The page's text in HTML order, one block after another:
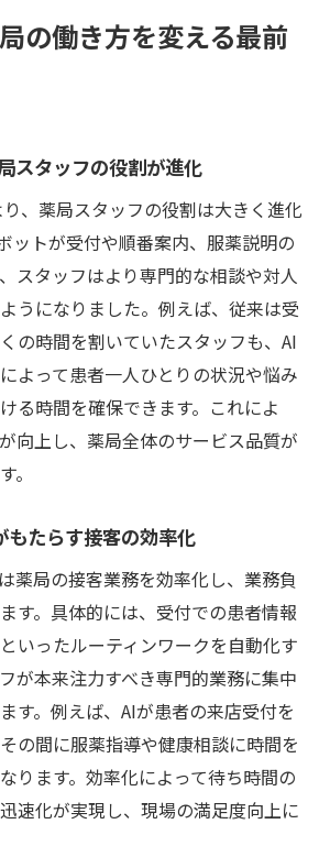
入で進化する接客業務の新常識
を支えるAIロボットの実力とは
よる接客業務の新たな標準化
が注力できる専門的相談の重要性
協働が新たな薬局サービスを創出
広がる医療DXの可能性
入が地域医療の質を底上げ
トで利便性が向上する薬局体験
もたらす多様な働き方の拡大
進む医療DXと業務効率化
進が福祉と地域連携を強化
めるAIロボットの実践例とは
AIロボットが受付サポートを実現
の補助に活躍する最新AI技術
便性向上に貢献する医療DX事例
支援に役立つAIロボット活用法
添う医療DXと現場改善の工夫
代の患者支援サービス最前線
の働き方を変える最前
スタッフの役割が進化
、薬局スタッフの役割は大きく進化
ットが受付や順番案内、服薬説明の
スタッフはより専門的な相談や対人
うになりました。例えば、従来は受
の時間を割いていたスタッフも、AI
よって患者一人ひとりの状況や悩み
る時間を確保できます。これによ
向上し、薬局全体のサービス品質が
。
もたらす接客の効率化
薬局の接客業務を効率化し、業務負
す。具体的には、受付での患者情報
いったルーティンワークを自動化す
が本来注力すべき専門的業務に集中
す。例えば、AIが患者の来店受付を
の間に服薬指導や健康相談に時間を
ります。効率化によって待ち時間の
速化が実現し、現場の満足度向上に